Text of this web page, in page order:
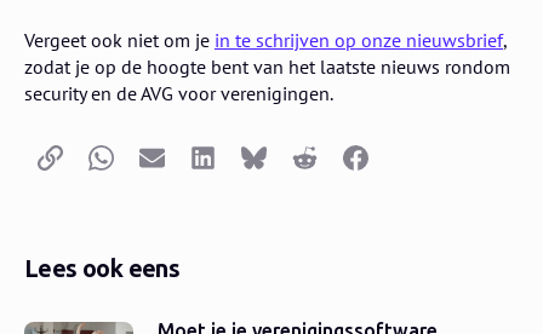
Vergeet ook niet om je in te schrijven op onze nieuwsbrief,
zodat je op de hoogte bent van het laatste nieuws rondom
security en de AVG voor verenigingen.
Kopieer linkWhatsappE-mailLinkedInBlueskyReddit Facebook
Lees ook eens